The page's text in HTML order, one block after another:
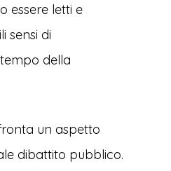
essere letti e
sensi di
della
un aspetto
dibattito pubblico.